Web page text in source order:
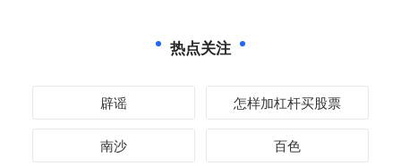
热点关注
辟谣 怎样加杠杆买股票
南沙 百色